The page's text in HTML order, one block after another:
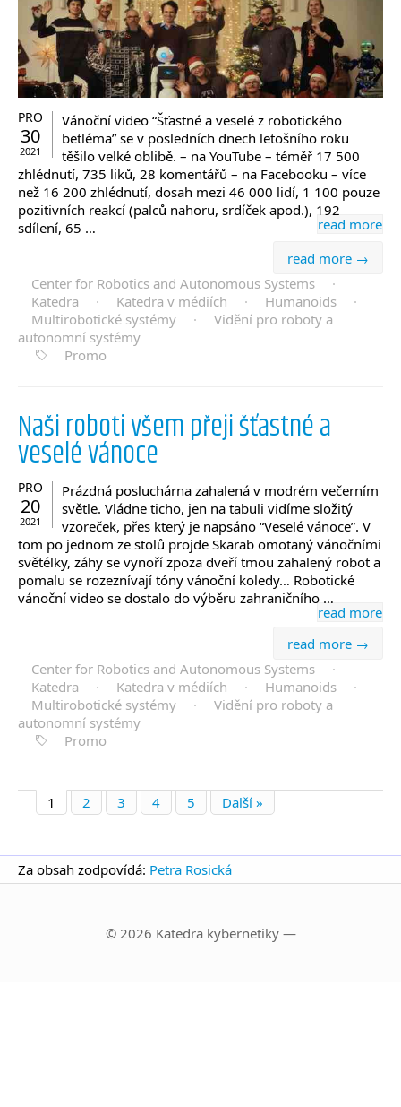
PRO
30
2021
Vánoční video “Šťastné a veselé z robotického
betléma” se v posledních dnech letošního roku
těšilo velké oblibě. – na YouTube – téměř 17 500
zhlédnutí, 735 liků, 28 komentářů – na Facebooku – více
než 16 200 zhlédnutí, dosah mezi 46 000 lidí, 1 100 pouze
pozitivních reakcí (palců nahoru, srdíček apod.), 192
sdílení, 65 …
read more
read more →
Center for Robotics and Autonomous Systems
·
Katedra
· Katedra v médiích · Humanoids
·
Multirobotické systémy
·
Vidění pro roboty a
autonomní systémy
Promo
Naši roboti všem přeji šťastné a
veselé vánoce
PRO
20
2021
Prázdná posluchárna zahalená v modrém večerním
světle. Vládne ticho, jen na tabuli vidíme složitý
vzoreček, přes který je napsáno “Veselé vánoce”. V
tom po jednom ze stolů projde Skarab omotaný vánočními
světélky, záhy se vynoří zpoza dveří tmou zahalený robot a
pomalu se rozeznívají tóny vánoční koledy… Robotické
vánoční video se dostalo do výběru zahraničního …
read more
read more →
Center for Robotics and Autonomous Systems
·
Katedra
· Katedra v médiích · Humanoids
·
Multirobotické systémy
·
Vidění pro roboty a
autonomní systémy
Promo
1 2 3 4 5 Další »
Za obsah zodpovídá: Petra Rosická
© 2026 Katedra kybernetiky —